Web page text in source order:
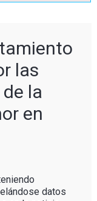
las
la
en
datos